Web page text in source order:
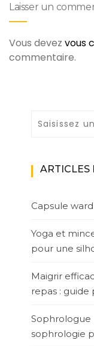
Laisser un
Vous devez vous
commentaire.
ARTICLES
Capsule
Yoga et
pour une
Maigrir
repas : guide
Sophrologue
sophrologie